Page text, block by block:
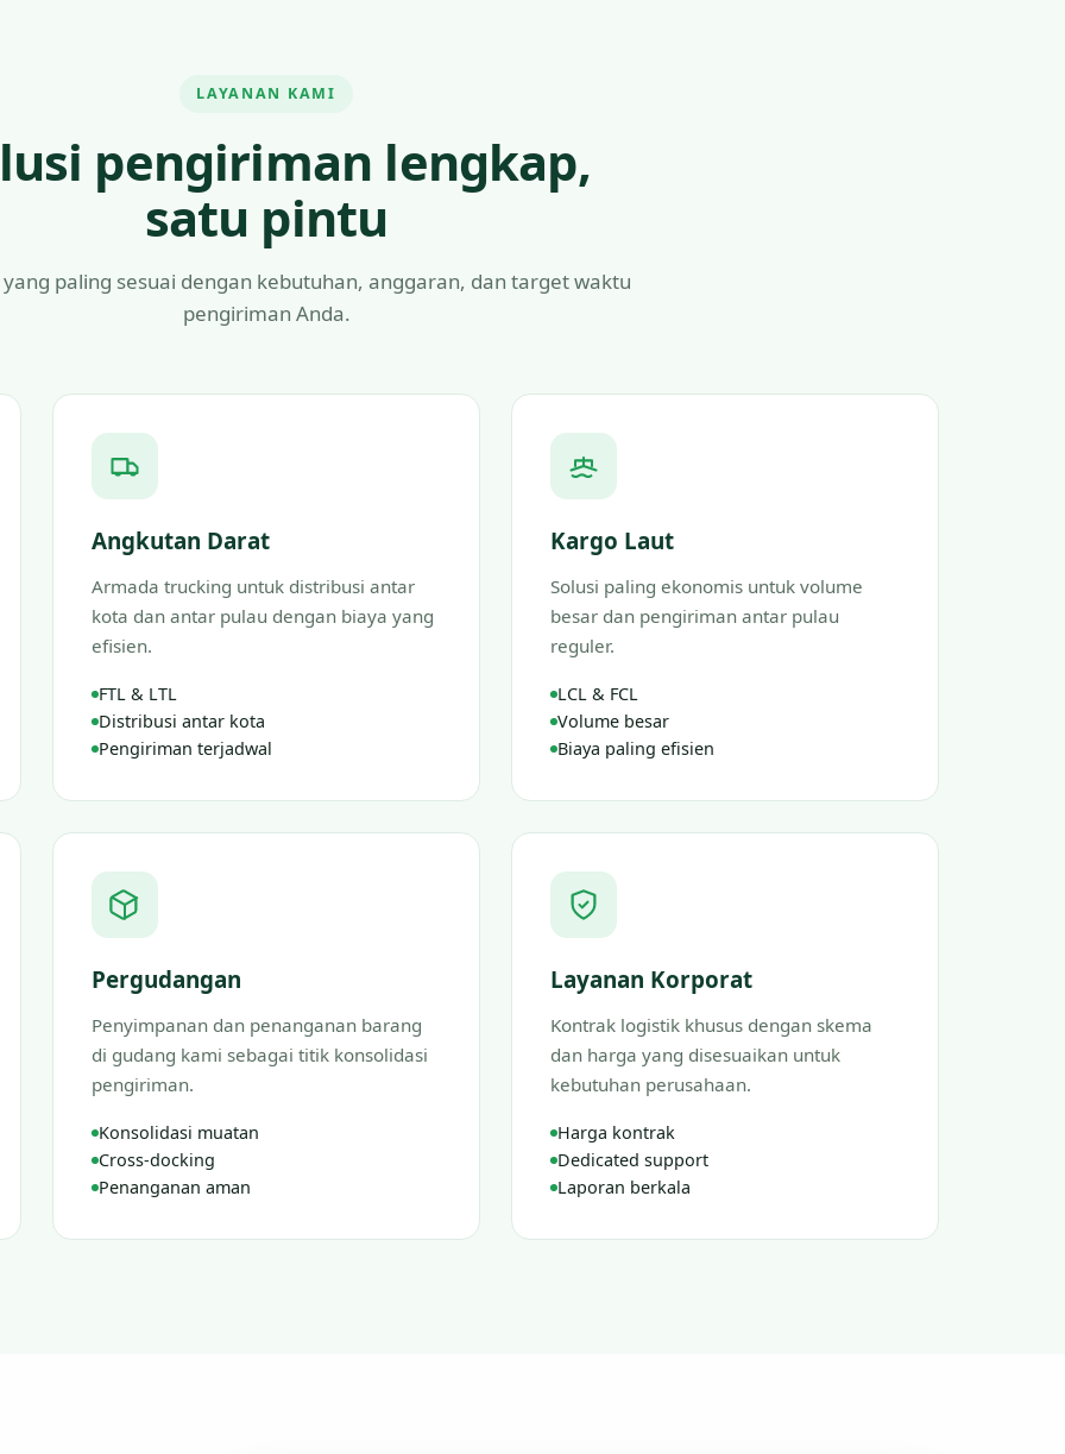
LAYANAN KAMI
pengiriman lengkap,
satu pintu
paling sesuai dengan kebutuhan, anggaran, dan target waktu
pengiriman Anda.
Angkutan Darat
Armada trucking untuk distribusi antar
kota dan antar pulau dengan biaya yang
efisien.
FTL & LTL
Distribusi antar kota
Pengiriman terjadwal
Kargo Laut
Solusi paling ekonomis untuk volume
besar dan pengiriman antar pulau
reguler.
LCL & FCL
Volume besar
Biaya paling efisien
Pergudangan
Penyimpanan dan penanganan barang
di gudang kami sebagai titik konsolidasi
pengiriman.
Konsolidasi muatan
Cross-docking
Penanganan aman
Layanan Korporat
Kontrak logistik khusus dengan skema
dan harga yang disesuaikan untuk
kebutuhan perusahaan.
Harga kontrak
Dedicated support
Laporan berkala